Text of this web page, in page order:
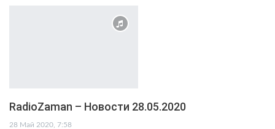
RadioZaman – Новости 28.05.2020
28 Май 2020, 7:58